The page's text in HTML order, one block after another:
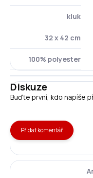
kluk
32 x 42 cm
100% polyester
Diskuze
Buďte první, kdo napíše
Přidat komentář